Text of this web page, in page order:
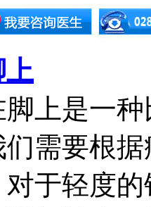
上
上是一
需要根
于轻度